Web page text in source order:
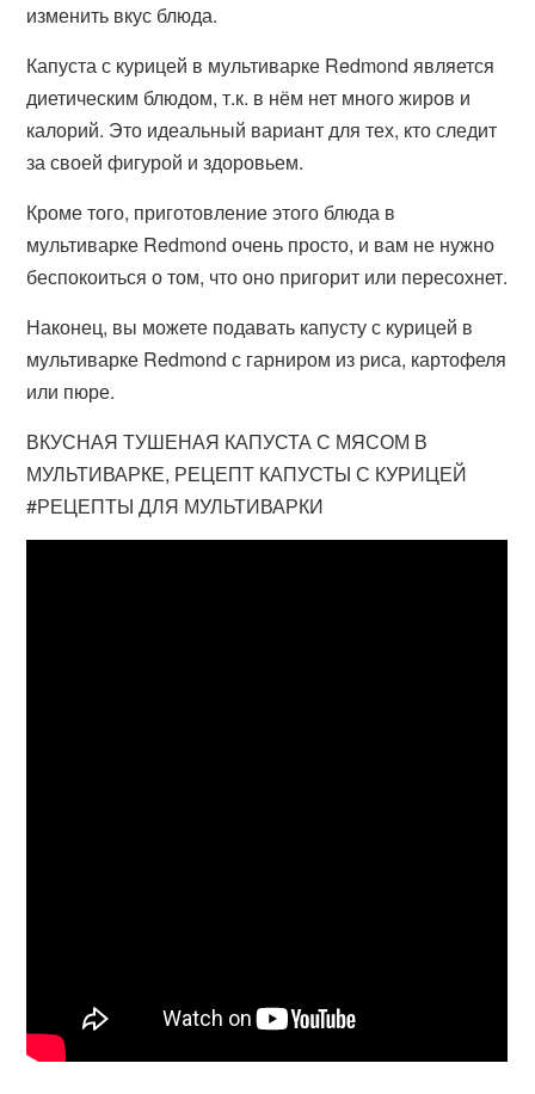
изменить вкус блюда.
Капуста с курицей в мультиварке Redmond является
диетическим блюдом, т.к. в нём нет много жиров и
калорий. Это идеальный вариант для тех, кто следит
за своей фигурой и здоровьем.
Кроме того, приготовление этого блюда в
мультиварке Redmond очень просто, и вам не нужно
беспокоиться о том, что оно пригорит или пересохнет.
Наконец, вы можете подавать капусту с курицей в
мультиварке Redmond с гарниром из риса, картофеля
или пюре.
ВКУСНАЯ ТУШЕНАЯ КАПУСТА С МЯСОМ В
МУЛЬТИВАРКЕ, РЕЦЕПТ КАПУСТЫ С КУРИЦЕЙ
#РЕЦЕПТЫ ДЛЯ МУЛЬТИВАРКИ